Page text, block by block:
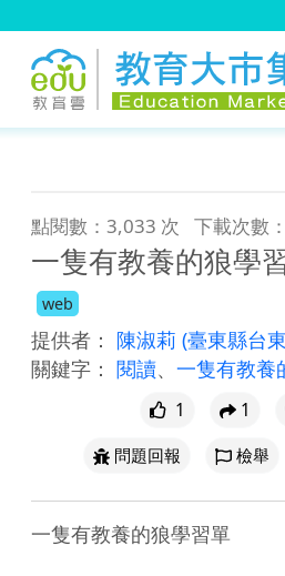
點閱數：3,033 次 下載次數
一隻有教養的狼學
web
提供者： 陳淑莉 (臺東縣台
關鍵字： 閱讀、 一隻有教養
1 1
問題回報
檢舉
一隻有教養的狼學習單